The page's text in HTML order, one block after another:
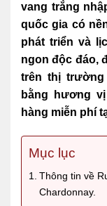
vang trắng
quốc gia có
phát triển và
ngon độc đáo,
trên thị
bằng hương
hàng miễn phí
Mục lục
Thông tin về
Chardonnay.